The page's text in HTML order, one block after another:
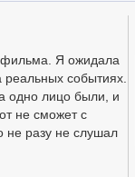
фильма. Я ожидала
событиях.
одно лицо были, и
не сможет с
не разу не слушал